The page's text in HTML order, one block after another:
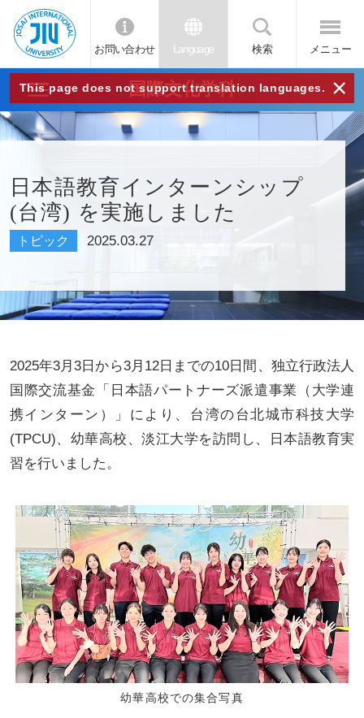
JIU
城西
国際
大学
お問い合わせ Language 検索 メニュー
This page does not support translation languages. ×
国際文化学科
日本語教育インターンシップ
(台湾) を実施しました
トピック 2025.03.27
2025年3月3日から3月12日までの10日間、独立行政法人
国際交流基金「日本語パートナーズ派遣事業（大学連
携インターン）」により、台湾の台北城市科技大学
(TPCU)、幼華高校、淡江大学を訪問し、日本語教育実
習を行いました。
幼華高校での集合写真